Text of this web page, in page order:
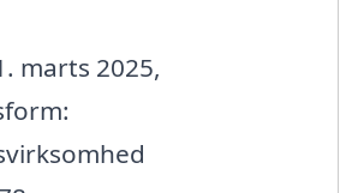
marts 2025,